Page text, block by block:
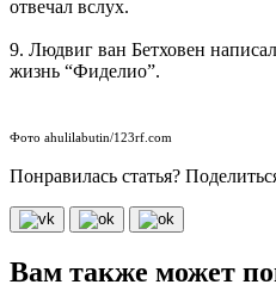
отвечал вслух.
9. Людвиг ван Бетховен
жизнь “Фиделио”.
Фото ahulilabutin/123rf.com
Понравилась статья?
Вам также может